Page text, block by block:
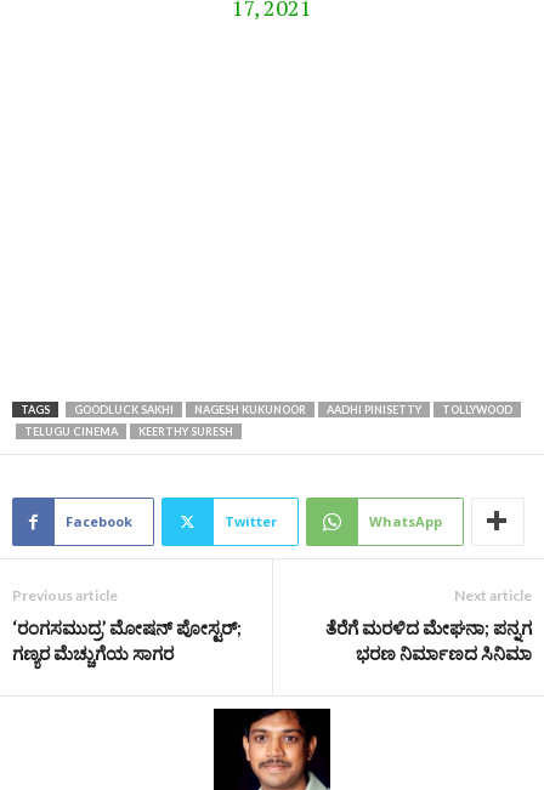
17, 2021
TAGS GOODLUCK SAKHI NAGESH KUKUNOOR AADHI PINISETTY
TOLLYWOOD
TELUGU CINEMA
KEERTHY SURESH
Facebook Twitter WhatsApp
Previous article
‘ರಂಗಸಮುದ್ರ’ ಮೋಷನ್ ಪೋಸ್ಟರ್;
ಗಣ್ಯರ ಮೆಚ್ಚುಗೆಯ ಸಾಗರ
Next article
ತೆರೆಗೆ ಮರಳಿದ ಮೇಘನಾ; ಪನ್ನಗ
ಭರಣ ನಿರ್ಮಾಣದ ಸಿನಿಮಾ